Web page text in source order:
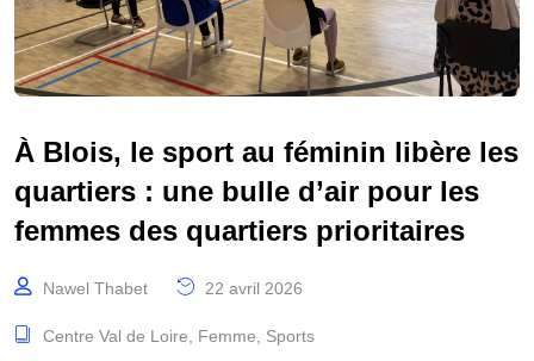
À Blois, le sport au féminin libère les
quartiers : une bulle d’air pour les
femmes des quartiers prioritaires
Nawel Thabet 22 avril 2026
Centre Val de Loire Femme Sports